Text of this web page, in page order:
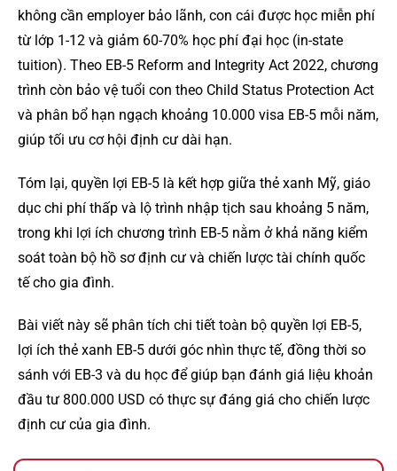
không cần employer bảo lãnh, con cái được học miễn phí
từ lớp 1-12 và giảm 60-70% học phí đại học (in-state
tuition). Theo EB-5 Reform and Integrity Act 2022, chương
trình còn bảo vệ tuổi con theo Child Status Protection Act
và phân bổ hạn ngạch khoảng 10.000 visa EB-5 mỗi năm,
giúp tối ưu cơ hội định cư dài hạn.
Tóm lại, quyền lợi EB-5 là kết hợp giữa thẻ xanh Mỹ, giáo
dục chi phí thấp và lộ trình nhập tịch sau khoảng 5 năm,
trong khi lợi ích chương trình EB-5 nằm ở khả năng kiểm
soát toàn bộ hồ sơ định cư và chiến lược tài chính quốc
tế cho gia đình.
Bài viết này sẽ phân tích chi tiết toàn bộ quyền lợi EB-5,
lợi ích thẻ xanh EB-5 dưới góc nhìn thực tế, đồng thời so
sánh với EB-3 và du học để giúp bạn đánh giá liệu khoản
đầu tư 800.000 USD có thực sự đáng giá cho chiến lược
định cư của gia đình.